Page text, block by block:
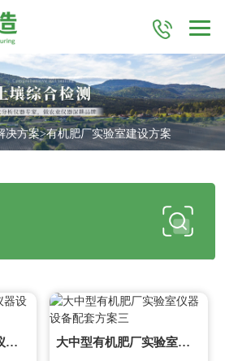
决方案>有机肥厂实验室建设方案
小型有机肥厂实验室仪器设备配套方案二 大中型有机肥厂实验室仪器设备配套方案三